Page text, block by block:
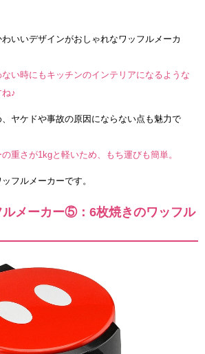
いいデザインがおしゃれなワッフルメーカ
い時にもキッチンのインテリアになるような
♪
ヤケドや事故の原因にならない点も魅力で
重さが1kgと軽いため、もち運びも簡単。
フルメーカーです。
ルメーカー⑤：6枚焼きのワッフル